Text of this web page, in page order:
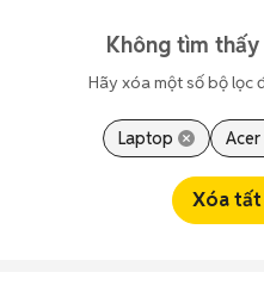
Không tìm
Hãy xóa một số bộ lọc
Laptop Acer
Xóa tất